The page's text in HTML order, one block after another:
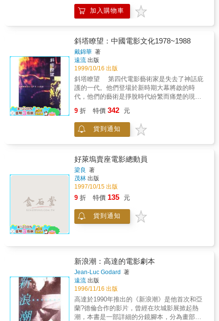
排山倒海而來的重拳；看完電影後回到學校更
想像自己就是席維斯史特龍，拚命向同學挑
「美國夢」，進入八○年代這「美國夢」更有全
球化的傾向，我們看到「鐵達尼號」式的愛情
觀普遍深植人心；馬英九市長在西門町扮妝秀
上，身穿星際大戰艦長制服，象徵領導者帶領
台北進入二十一世紀。 問題是，好萊塢電影
打造出來的是「美國夢」，它真的適合只能在
邊陲地帶抬頭遙望好萊塢星光的台灣人嗎？又
或者，我們好像應該花點心思，多瞭解這「美
國夢」是如何打造出來的，這就是本書出版的
的電影愛好者，不管唸什麼學校，從同學那兒
學來的總比向老師學來的多（所以唸了什麼學
校也不重要了），看電影、思考電影也不例
外。曾任「聯合報」影劇記者，然而八卦功力
老比不上非記者的好友們，於是羞愧而辭職，
目前在巴黎尋找人生的方向。
加入購物車
斜塔瞭望：中國電影文化1978~1988
戴錦華 著
遠流 出版
1999/10/16 出版
斜塔瞭望 第四代電影藝術家是失去了神話庇
護的一代。他們登場於新時期大幕將啟的時
代，他們的藝術是掙脫時代紛繁而痛楚的現實/
夢幻母題的一次「突圍」。 他們貢獻於影壇
的是一种藝術氛圍，憂傷而又欣悅。那是在掉
頭不顧而去之前，對「文革」時代、逝去的社
上，成了背對著歷史、現實與大眾的姿態，使
他們的藝術成了一種斜塔式的藝術，使他們對
社會與自我的關注歷史地成了「在傾斜的塔上
的瞭望」。 八○年代的中國電影藝術與八○
年代的中國社會生活的重要相關之處，不在於
一種經濟/生產、再生產的事實，而在於一個共
同的的記憶夢魘與心理參數：文化大革命的歷
史事實與歷史表述。 在第五代的藝術中，文
革命的歷史規定他們痛苦地掙扎在無法撼動的
是，八○年代，中國第五代的藝術便成了一種超
越歷史/文化裂谷、而終於陷落的斷橋式的藝
術，使他們創造一種全新的語言與歷史表述的
努力成了子一代的精神流浪的傳記。 在九○
年代幕啟時分的短暫沉寂之後，脫穎而出的是
一道且陌生且稔熟、危機四伏且生機勃勃的文
化風景線。間或是為八○年代精英主義所遮蔽的
9 折 特價 342 元
貨到通知
好萊塢賣座電影總動員
梁良 著
茂林 出版
1997/10/15 出版
9 折 特價 135 元
貨到通知
新浪潮：高達的電影劇本
Jean-Luc Godard 著
遠流 出版
1996/11/16 出版
高達於1990年推出的《新浪潮》是他首次和亞
蘭?德倫合作的影片，曾經在坎城影展掀起熱
潮，本書是一部詳細的分鏡腳本，分為畫部與